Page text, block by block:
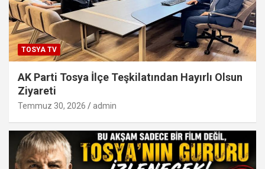
TOSYA TV
AK Parti Tosya İlçe Teşkilatından Hayırlı Olsun
Ziyareti
Temmuz 30, 2026 admin